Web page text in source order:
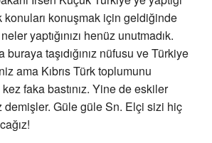
konuşmak için geldiğinde
yaptığınızı henüz unutmadık.
taşıdığınız nüfusu ve Türkiye
ama Kıbrıs Türk toplumunu
kez faka bastınız. Yine de eskiler
demişler. Güle güle Sn. Elçi sizi hiç